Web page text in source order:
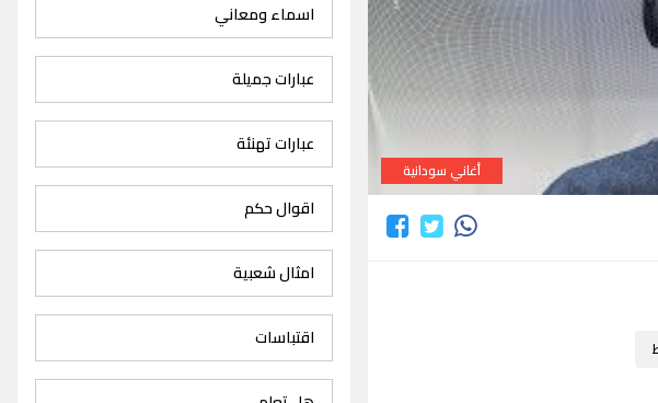
أغاني سودانية
اسماء ومعاني
عبارات جميلة
عبارات تهنئة
اقوال حكم
امثال شعبية
اقتباسات